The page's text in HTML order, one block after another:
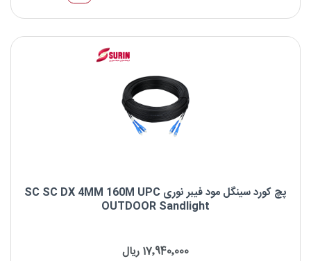
نوع فیبر: OS2 9/125μm
پچ کورد سینگل مود فیبر نوری SC SC DX 4MM 160M UPC
OUTDOOR Sandlight
Sandlight
17٬940٬000 ریال